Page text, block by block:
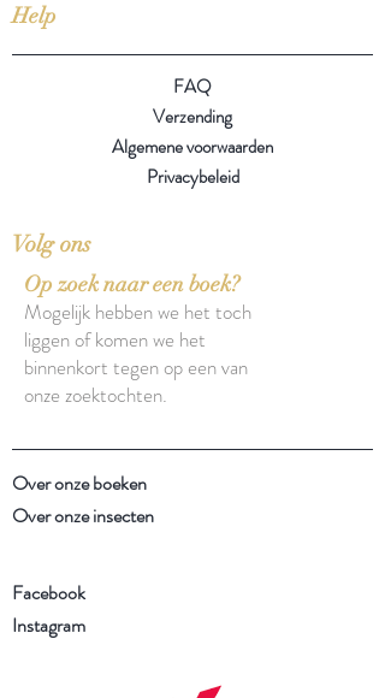
Help
FAQ
Verzending
Algemene voorwaarden
Privacybeleid
Volg ons
Op zoek naar een boek?
Mogelijk hebben we het toch
liggen of komen we het
binnenkort tegen op een van
onze zoektochten.
Over onze boeken
Over onze insecten
Facebook
Instagram